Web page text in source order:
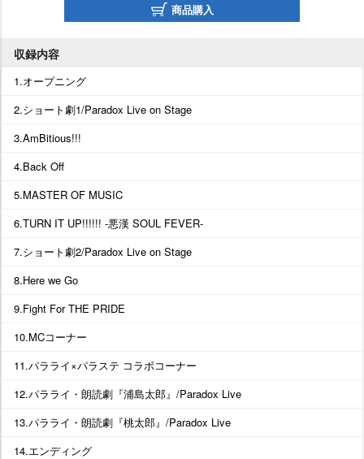
商品購入
収録内容
1.オープニング
2.ショート劇1/Paradox Live on Stage
3.AmBitious!!!
4.Back Off
5.MASTER OF MUSIC
6.TURN IT UP!!!!!! -悪漢 SOUL FEVER-
7.ショート劇2/Paradox Live on Stage
8.Here we Go
9.Fight For THE PRIDE
10.MCコーナー
11.パラライ×パラステ コラボコーナー
12.パラライ・朗読劇『浦島太郎』/Paradox Live
13.パラライ・朗読劇『桃太郎』/Paradox Live
14.エンディング